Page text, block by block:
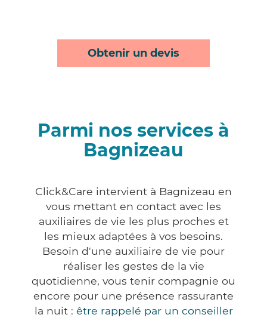
Obtenir un devis
Parmi nos services à
Bagnizeau
Click&Care intervient à Bagnizeau en
vous mettant en contact avec les
auxiliaires de vie les plus proches et
les mieux adaptées à vos besoins.
Besoin d'une auxiliaire de vie pour
réaliser les gestes de la vie
quotidienne, vous tenir compagnie ou
encore pour une présence rassurante
la nuit : être rappelé par un conseiller